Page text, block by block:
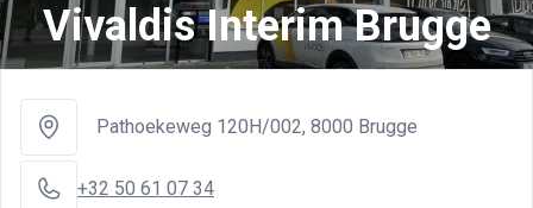
Vivaldis Interim Brugge
Pathoekeweg 120H/002, 8000 Brugge
+32 50 61 07 34